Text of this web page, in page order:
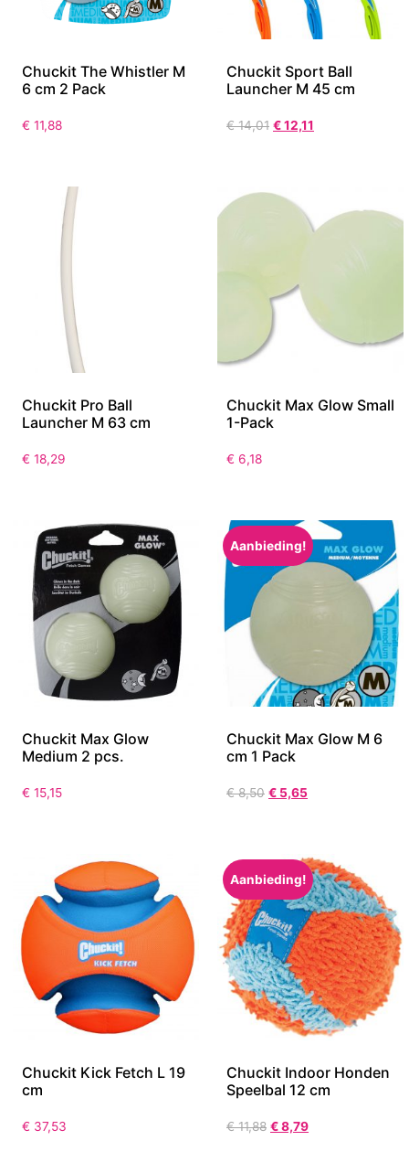
Chuckit The Whistler M
6 cm 2 Pack
€ 11,88
Chuckit Sport Ball
Launcher M 45 cm
€14,01 €12,11
Chuckit Pro Ball
Launcher M 63 cm
€ 18,29
Chuckit Max Glow Small
1-Pack
€ 6,18
Chuckit Max Glow
Medium 2 pcs.
€ 15,15
Aanbieding!
Chuckit Max Glow M 6
cm 1 Pack
€8,50 € 5,65
Chuckit Kick Fetch L 19
cm
€ 37,53
Aanbieding!
Chuckit Indoor Honden
Speelbal 12 cm
€11,88 €8,79